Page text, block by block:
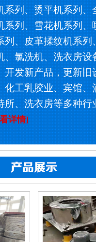
系列、烫平机系列、
系列、雪花机系列、
列、皮革揉纹机系列
、氯洗机、洗衣房设
开发新产品，更新旧
化工乳胶业、宾馆、
所、洗衣房等多种行
详情]